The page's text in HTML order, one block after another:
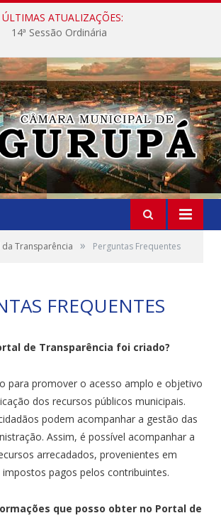
ÚLTIMAS ATUALIZAÇÕES:
14ª Sessão Ordinária
da Transparência » Perguntas Frequentes
FREQUENTES
de Transparência foi criado?
para promover o acesso amplo e objetivo
dos recursos públicos municipais.
podem acompanhar a gestão das
Assim, é possível acompanhar a
arrecadados, provenientes em
pagos pelos contribuintes.
que posso obter no Portal de